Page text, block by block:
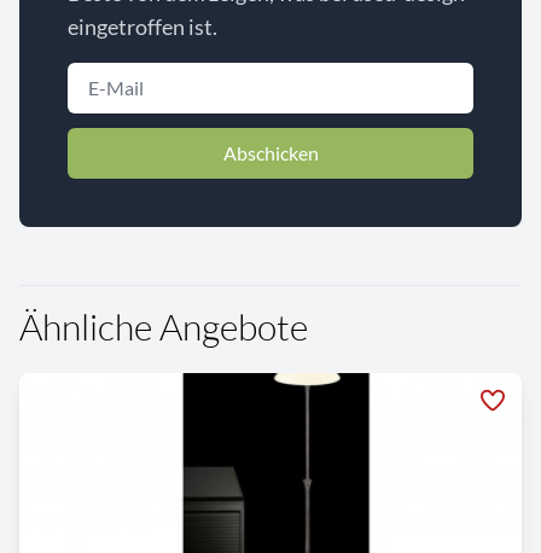
eingetroffen ist.
Abschicken
Ähnliche Angebote